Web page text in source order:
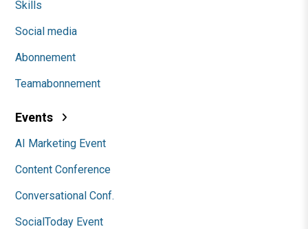
Skills
Social media
Abonnement
Teamabonnement
Events
AI Marketing Event
Content Conference
Conversational Conf.
SocialToday Event